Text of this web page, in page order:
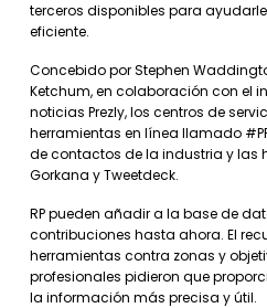
terceros disponibles para
eficiente.
Concebido por Stephen
Ketchum, en colaboración con el
noticias Prezly, los centros de
herramientas en línea llamado
de contactos de la industria y las
Gorkana y Tweetdeck.
RP pueden añadir a la base de
contribuciones hasta ahora. El
herramientas contra zonas y
profesionales pidieron que
la información más precisa y útil.